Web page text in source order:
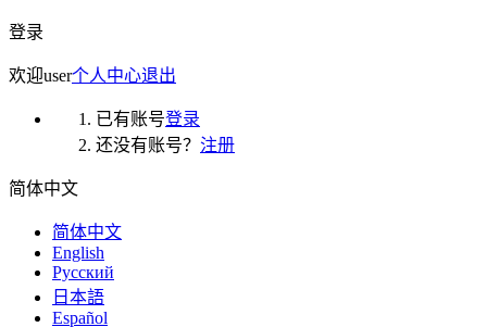
登录
欢迎user个人中心退出
已有账号登录
还没有账号？ 注册
简体中文
简体中文
English
Русский
日本語
Español